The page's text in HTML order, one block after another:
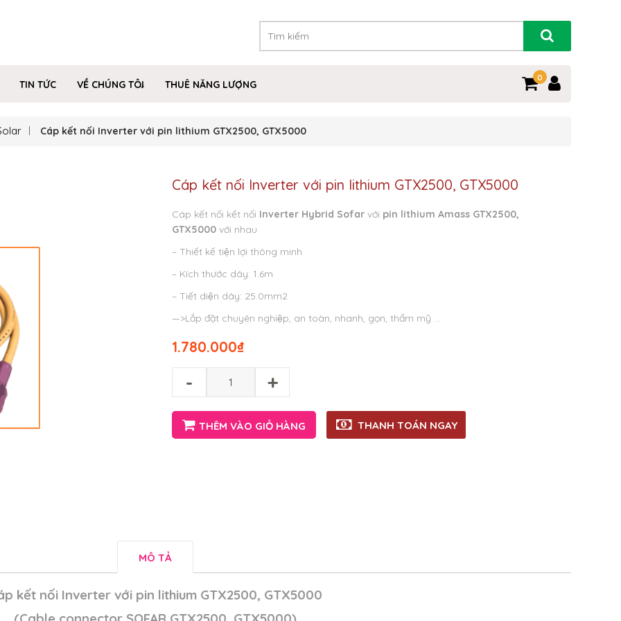
TIN TỨC VỀ CHÚNG TÔI THUÊ NĂNG LƯỢNG
0
Cáp kết nối Inverter với pin lithium GTX2500, GTX5000
Cáp kết nối Inverter với pin lithium GTX2500, GTX5000
Cáp kết nối kết nối Inverter Hybrid Sofar với pin lithium Amass GTX2500,
GTX5000 với nhau
– Thiết kế tiện lợi thông minh
– Kích thước dây: 1.6m
– Tiết diện dây: 25.0mm2
—>Lắp đặt chuyên nghiệp, an toàn, nhanh, gọn, thẩm mỹ …
₫
1.780.000
- +
THÊM VÀO GIỎ HÀNG THANH TOÁN NGAY
MÔ TẢ
kết nối Inverter với pin lithium GTX2500, GTX5000